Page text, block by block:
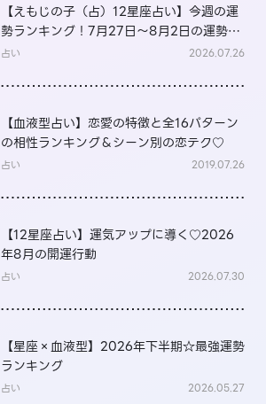
【えもじの子（占）12星座占い】今週の運
勢ランキング！7月27日～8月2日の運勢
は？
占い 2026.07.26
【血液型占い】恋愛の特徴と全16パターン
の相性ランキング＆シーン別の恋テク♡
占い 2019.07.26
【12星座占い】運気アップに導く♡2026
年8月の開運行動
占い 2026.07.30
【星座×血液型】2026年下半期☆最強運勢
ランキング
占い 2026.05.27